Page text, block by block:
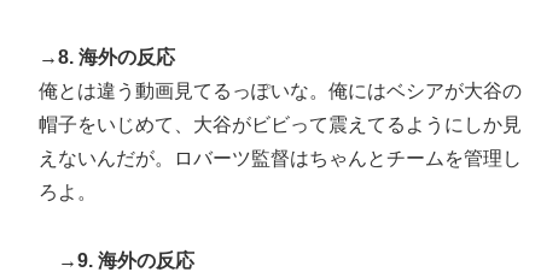
→8. 海外の反応
俺とは違う動画見てるっぽいな。俺にはベシアが大谷の
帽子をいじめて、大谷がビビって震えてるようにしか見
えないんだが。ロバーツ監督はちゃんとチームを管理し
ろよ。
→9. 海外の反応